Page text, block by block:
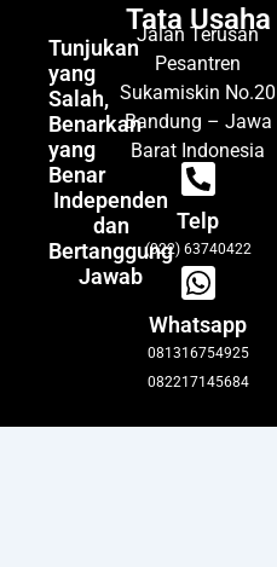
Tunjukan
yang
Salah,
Benarkan
yang
Benar
Independen
dan
Bertanggung
Jawab
Tata Usaha
Jalan Terusan
Pesantren
Sukamiskin No.20
Bandung – Jawa
Barat Indonesia
Telp
(022) 63740422
Whatsapp
081316754925
082217145684